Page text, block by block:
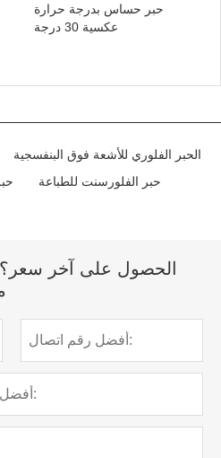
حبر حساس بدرجة حرارة
عكسية 30 درجة
الحبر الفلوري للأشعة فوق البنفسجية
حبر الفلورسنت للطباعة
الحصول على آخر